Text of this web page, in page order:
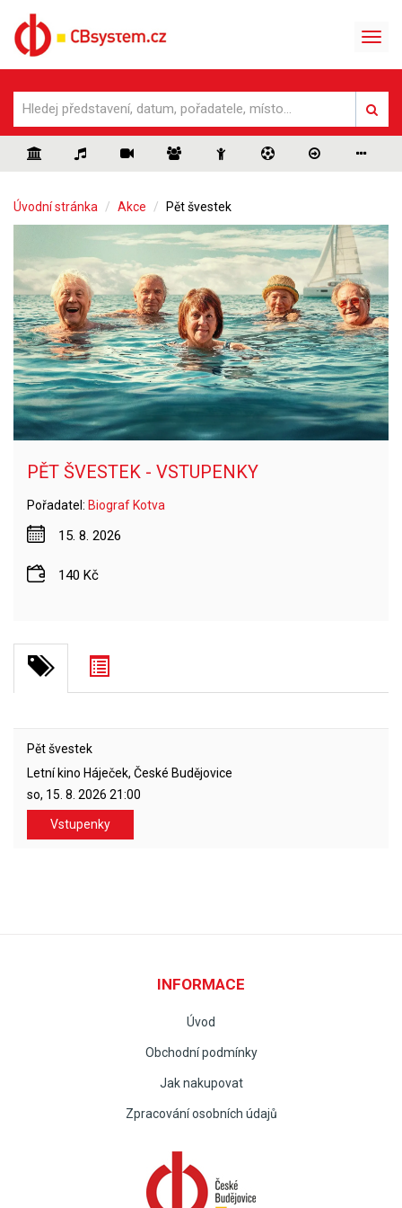
Úvodní stránka Akce Pět švestek
PĚT ŠVESTEK - VSTUPENKY
Pořadatel: Biograf Kotva
15. 8. 2026
140 Kč
Pět švestek
Letní kino Háječek, České Budějovice
so, 15. 8. 2026 21:00
Vstupenky
INFORMACE
Úvod
Obchodní podmínky
Jak nakupovat
Zpracování osobních údajů